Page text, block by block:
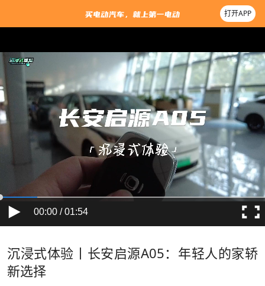
打开APP
00:00 / 01:54
沉浸式体验丨长安启源A05：年轻人的家轿
新选择